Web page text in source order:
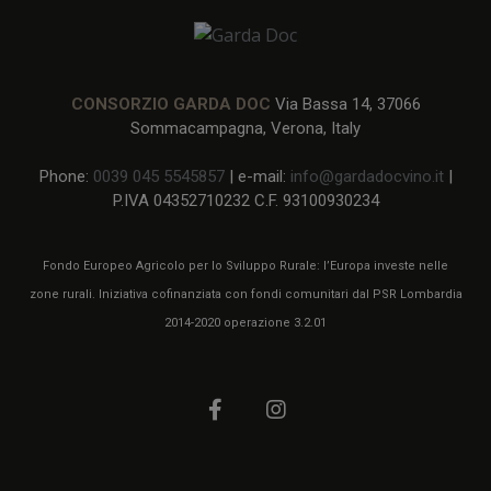
CONSORZIO GARDA DOC Via Bassa 14, 37066
Sommacampagna, Verona, Italy
Phone: 0039 045 5545857| e-mail: info@gardadocvino.it|
P.IVA 04352710232 C.F. 93100930234
Fondo Europeo Agricolo per lo Sviluppo Rurale: l’Europa investe nelle
zone rurali. Iniziativa cofinanziata con fondi comunitari dal PSR Lombardia
2014-2020 operazione 3.2.01